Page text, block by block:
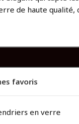
de haute
favoris
en verre